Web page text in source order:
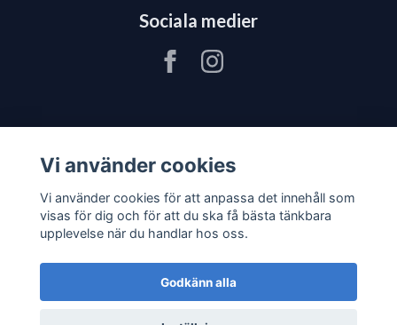
Sociala medier
Vi använder cookies
Vi använder cookies för att anpassa det innehåll som
visas för dig och för att du ska få bästa tänkbara
upplevelse när du handlar hos oss.
Godkänn alla